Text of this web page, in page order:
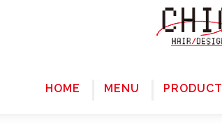
HOME MENU PRODUCT